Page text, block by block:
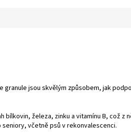
granule jsou skvělým způsobem, jak
železa, zinku a vitamínu B, což z
včetně psů v rekonvalescenci.